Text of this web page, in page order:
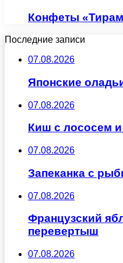
Конфеты
Последние записи
07.08.2026
Японские
07.08.2026
Киш с лососем
07.08.2026
Запеканка с
07.08.2026
Французский
перевертыш
07.08.2026